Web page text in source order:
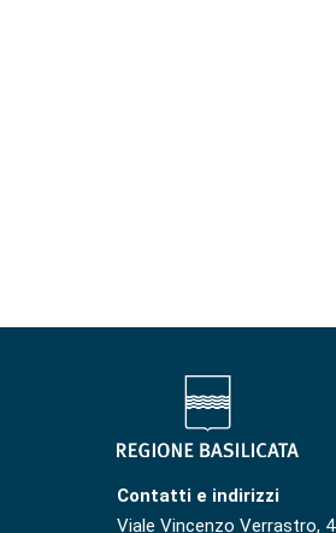
Contatti e indirizzi
Viale Vincenzo Verrastro, 4